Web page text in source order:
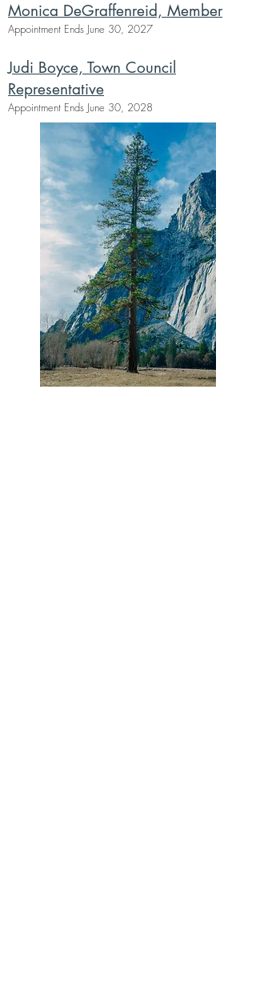
Monica DeGraffenreid, Member
Appointment Ends June 30, 2027
Judi Boyce, Town Council
Representative
Appointment Ends June 30, 2028